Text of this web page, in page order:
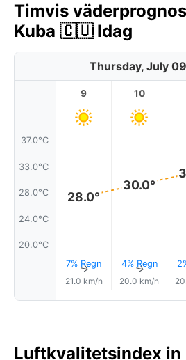
Timvis
Kuba 🇨🇺 Idag
Thursday, July
37.0°C
33.0°C
28.0°C
24.0°C
20.0°C
9
28.0°
7% Regn
↑
21.0 km/h
10
30.0°
4% Regn
↑
20.0 km/h
Luftkvalitetsindex in